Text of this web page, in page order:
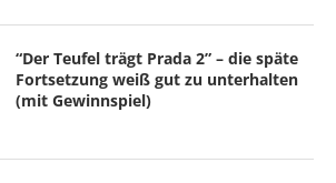
“Der Teufel trägt Prada 2” – die späte
Fortsetzung weiß gut zu unterhalten
(mit Gewinnspiel)